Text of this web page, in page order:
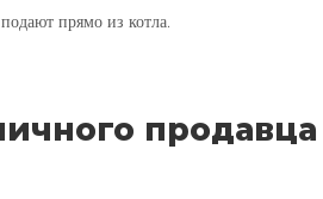
прямо из котла.
продавца